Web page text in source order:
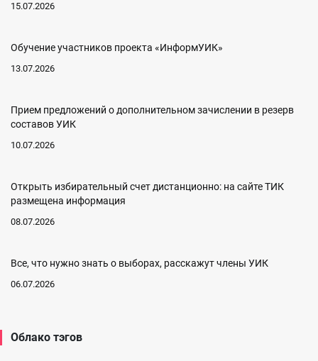
15.07.2026
Обучение участников проекта «ИнформУИК»
13.07.2026
Прием предложений о дополнительном зачислении в резерв
составов УИК
10.07.2026
Открыть избирательный счет дистанционно: на сайте ТИК
размещена информация
08.07.2026
Все, что нужно знать о выборах, расскажут члены УИК
06.07.2026
Облако тэгов